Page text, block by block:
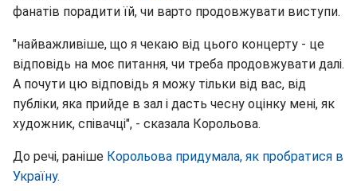
фанатів порадити їй, чи варто продовжувати виступи.
"найважливіше, що я чекаю від цього концерту - це
відповідь на моє питання, чи треба продовжувати далі.
А почути цю відповідь я можу тільки від вас, від
публіки, яка прийде в зал і дасть чесну оцінку мені, як
художник, співачці", - сказала Корольова.
До речі, раніше Корольова придумала, як пробратися в
Україну.